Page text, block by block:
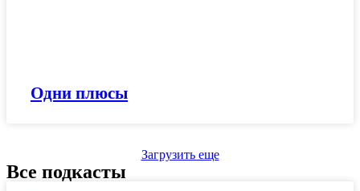
Одни плюсы
Загрузить еще
Все подкасты